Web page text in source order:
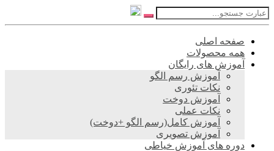
صفحه اصلی
همه محصولات
آموزش های رایگان
آموزش رسم الگو
نکات تئوری
آموزش دوخت
نکات عملی
آموزش کامل(رسم الگو +دوخت)
آموزش تصویری
دوره های آموزش خیاطی